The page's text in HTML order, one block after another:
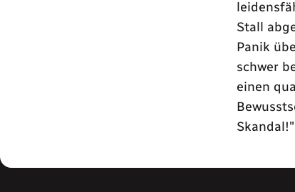
Stall
Panik
schwer
einen
Skandal!"